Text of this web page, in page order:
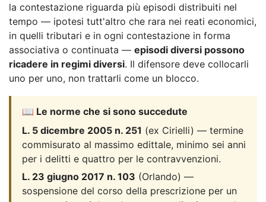
la contestazione riguarda più episodi distribuiti nel
tempo — ipotesi tutt'altro che rara nei reati economici,
in quelli tributari e in ogni contestazione in forma
associativa o continuata — episodi diversi possono
ricadere in regimi diversi. Il difensore deve collocarli
uno per uno, non trattarli come un blocco.
📖 Le norme che si sono succedute
L. 5 dicembre 2005 n. 251 (ex Cirielli) — termine
commisurato al massimo edittale, minimo sei anni
per i delitti e quattro per le contravvenzioni.
L. 23 giugno 2017 n. 103 (Orlando) —
sospensione del corso della prescrizione per un